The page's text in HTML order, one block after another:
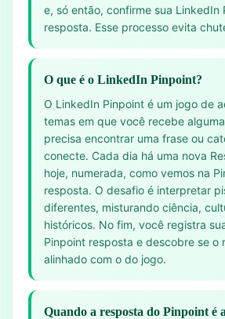
e, só então, confirme sua LinkedIn
resposta. Esse processo evita
O que é o LinkedIn Pinpoint?
O LinkedIn Pinpoint é um jogo de
temas em que você recebe
precisa encontrar uma frase ou
conecte. Cada dia há uma nova
hoje, numerada, como vemos na
resposta. O desafio é interpretar
diferentes, misturando ciência,
históricos. No fim, você registra
Pinpoint resposta e descobre se o
alinhado com o do jogo.
Quando a resposta do Pinpoint é